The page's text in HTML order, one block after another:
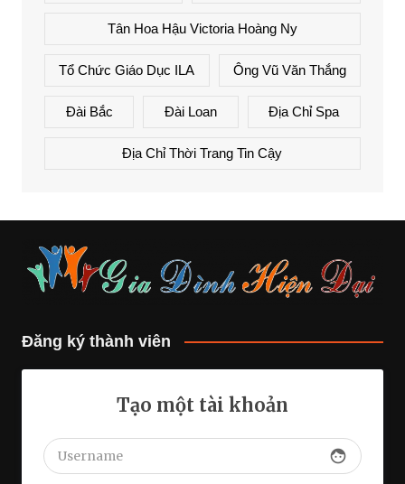
Tân Hoa Hậu Victoria Hoàng Ny
Tổ Chức Giáo Dục ILA Ông Vũ Văn Thắng
Đài Bắc Đài Loan Địa Chỉ Spa
Địa Chỉ Thời Trang Tin Cậy
Đăng ký thành viên
Tạo một tài khoản
face